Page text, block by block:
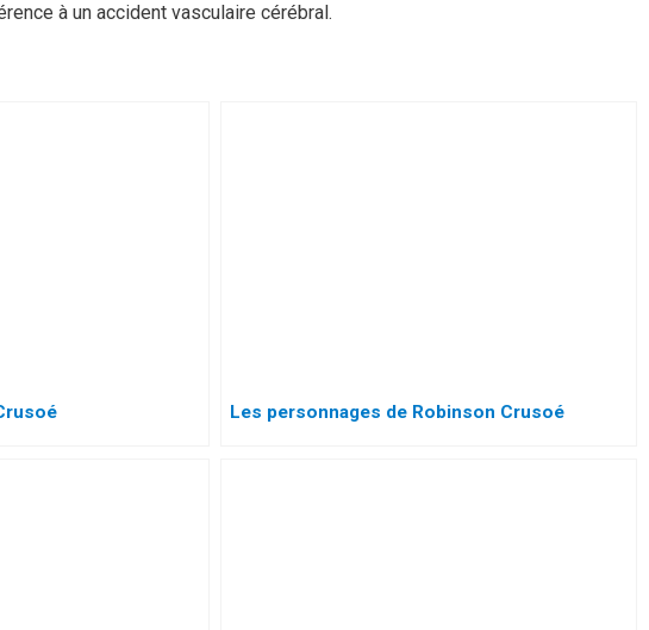
à un accident vasculaire cérébral.
Les personnages de Robinson Crusoé